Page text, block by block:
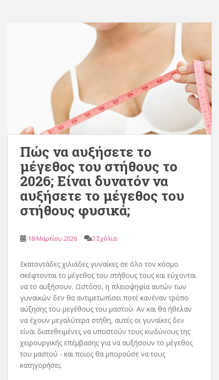
Πώς να αυξήσετε το
μέγεθος του στήθους το
2026; Είναι δυνατόν να
αυξήσετε το μέγεθος του
στήθους φυσικά;
18 Μαρτίου 2026 2 Σχόλια
Εκατοντάδες χιλιάδες γυναίκες σε όλο τον κόσμο
σκέφτονται το μέγεθος του στήθους τους και εύχονται
να το αυξήσουν. Ωστόσο, η πλειοψηφία αυτών των
γυναικών δεν θα αντιμετωπίσει ποτέ κανέναν τρόπο
αύξησης του μεγέθους του μαστού. Αν και θα ήθελαν
να έχουν μεγαλύτερα στήθη, αυτές οι γυναίκες δεν
είναι διατεθειμένες να υποστούν τους κινδύνους της
χειρουργικής επέμβασης για να αυξήσουν το μέγεθος
του μαστού - και ποιος θα μπορούσε να τους
κατηγορήσει;